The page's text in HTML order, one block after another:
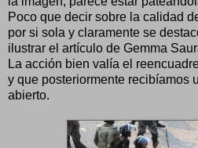
Poco que decir sobre la calidad
por si sola y claramente se
ilustrar el artículo de Gemma
La acción bien valía el
y que posteriormente recibíamos
abierto.